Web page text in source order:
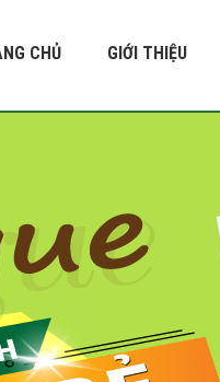
CHỦ GIỚI THIỆU